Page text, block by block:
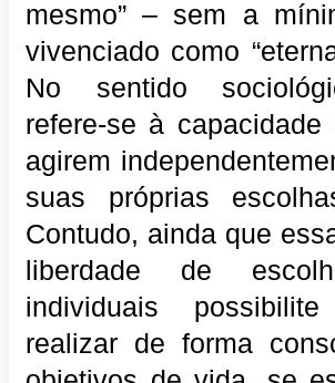
mesmo” – sem a
vivenciado como
No sentido
refere-se à
agirem
suas próprias
Contudo, ainda que
liberdade de
individuais
realizar de forma